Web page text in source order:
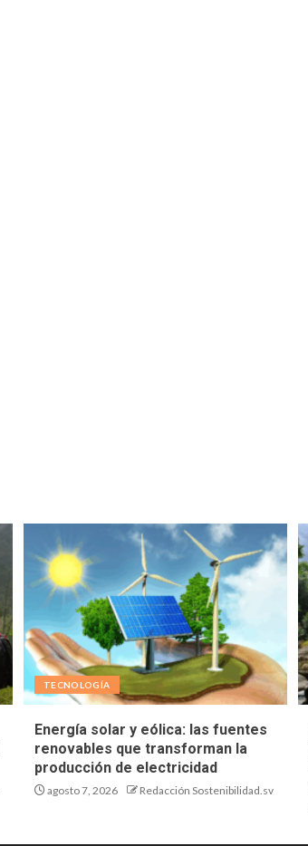
TECNOLOGÍA
Energía solar y eólica: las fuentes
renovables que transforman la
producción de electricidad
agosto 7, 2026 Redacción Sostenibilidad.sv